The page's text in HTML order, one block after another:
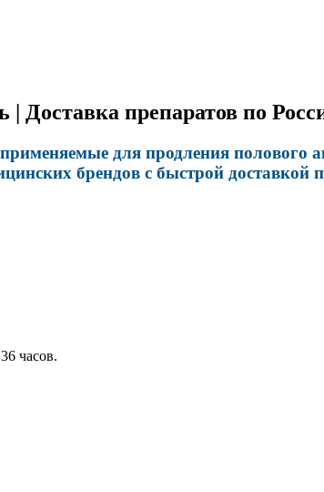
| Доставка препаратов по
для продления полового
брендов с быстрой доставкой
часов.